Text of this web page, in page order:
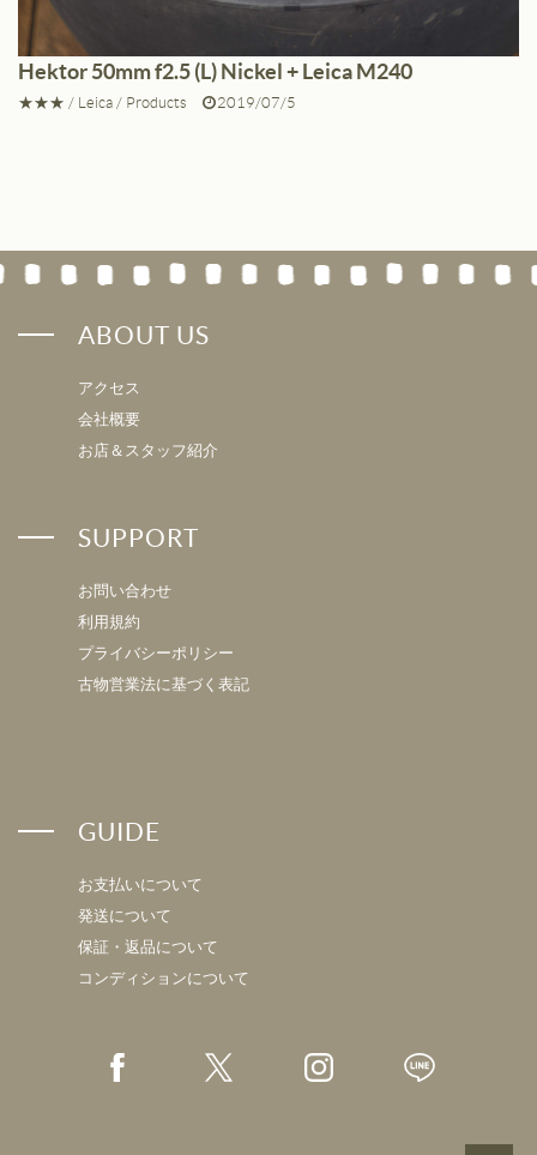
Hektor 50mm f2.5 (L) Nickel + Leica M240
★★★ / Leica / Products 2019/07/5
ABOUT US
アクセス
会社概要
お店＆スタッフ紹介
SUPPORT
お問い合わせ
利用規約
プライバシーポリシー
古物営業法に基づく表記
GUIDE
お支払いについて
発送について
保証・返品について
コンディションについて